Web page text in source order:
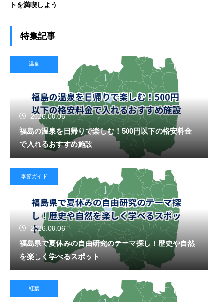
トを満喫しよう
特集記事
温泉
2026.08.06
福島の温泉を日帰りで楽しむ！500円以下の格安料金
で入れるおすすめ施設
季節ガイド
2026.08.06
福島県で夏休みの自由研究のテーマ探し！歴史や自然
を楽しく学べるスポット
紅葉